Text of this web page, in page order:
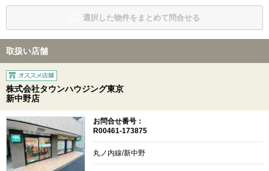
選択した物件をまとめて問合せる
取扱い店舗
株式会社タウンハウジング東京
新中野店
お問合せ番号：
R00461-173875
丸ノ内線/新中野